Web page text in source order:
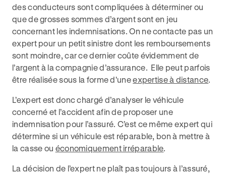
des conducteurs sont compliquées à déterminer ou
que de grosses sommes d’argent sont en jeu
concernant les indemnisations. On ne contacte pas un
expert pour un petit sinistre dont les remboursements
sont moindre, car ce dernier coûte évidemment de
l’argent à la compagnie d’assurance. Elle peut parfois
être réalisée sous la forme d'uneexpertise à distance.
L’expert est donc chargé d’analyser le véhicule
concerné et l’accident afin de proposer une
indemnisation pour l’assuré. C’est ce même expert qui
détermine si un véhicule est réparable, bon à mettre à
la casse ou économiquement irréparable.
La décision de l’expert ne plaît pas toujours à l’assuré,